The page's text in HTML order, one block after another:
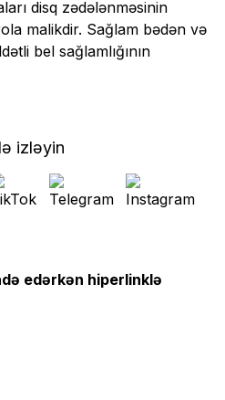
disq zədələnməsinin
malikdir. Sağlam bədən və
bel sağlamlığının
izləyin
edərkən hiperlinklə